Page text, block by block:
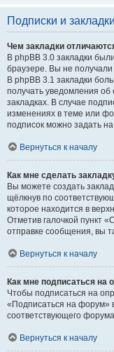
Подписки и закладки
Чем закладки
В phpBB 3.0 закладки
браузере. Вы не
В phpBB 3.1 закладки
получать уведомления
закладках. В случае
изменениях в теме или
подписок можно задать
Вернуться к началу
Как мне сделать
Вы можете создать
щёлкнув по
которое находится в
Отметив галочкой пункт
отправке сообщения, вы
Вернуться к началу
Как мне подписаться
Чтобы подписаться на
«Подписаться на форум»
соответствующего
Вернуться к началу